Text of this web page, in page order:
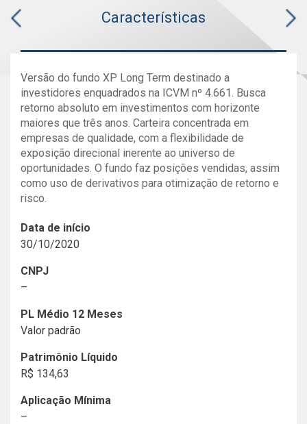
Características
Versão do fundo XP Long Term destinado a
investidores enquadrados na ICVM nº 4.661. Busca
retorno absoluto em investimentos com horizonte
maiores que três anos. Carteira concentrada em
empresas de qualidade, com a flexibilidade de
exposição direcional inerente ao universo de
oportunidades. O fundo faz posições vendidas, assim
como uso de derivativos para otimização de retorno e
risco.
Data de início
30/10/2020
CNPJ
–
PL Médio 12 Meses
Valor padrão
Patrimônio Líquido
R$ 134,63
Aplicação Mínima
–